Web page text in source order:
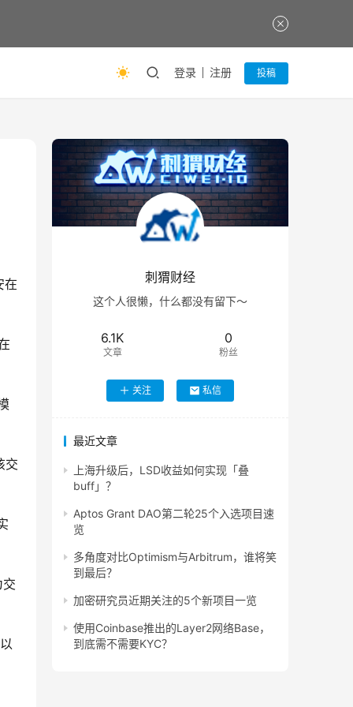
登录 注册 投稿
在
交
刺猬财经
这个人很懒，什么都没有留下～
6.1K
文章
0
粉丝
关注 私信
最近文章
上海升级后，LSD收益如何实现「叠
buff」？
Aptos Grant DAO第二轮25个入选项目速
览
多角度对比Optimism与Arbitrum，谁将笑
到最后？
加密研究员近期关注的5个新项目一览
使用Coinbase推出的Layer2网络Base，
到底需不需要KYC？